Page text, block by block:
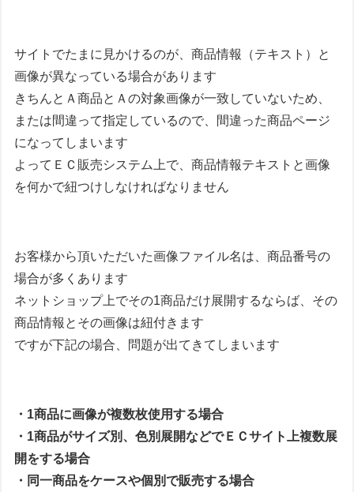
サイトでたまに見かけるのが、商品情報（テキスト）と
画像が異なっている場合があります
きちんとＡ商品とＡの対象画像が一致していないため、
または間違って指定しているので、間違った商品ページ
になってしまいます
よってＥＣ販売システム上で、商品情報テキストと画像
を何かで紐つけしなければなりません
お客様から頂いただいた画像ファイル名は、商品番号の
場合が多くあります
ネットショップ上でその1商品だけ展開するならば、その
商品情報とその画像は紐付きます
ですが下記の場合、問題が出てきてしまいます
・1商品に画像が複数枚使用する場合
・1商品がサイズ別、色別展開などでＥＣサイト上複数展
開をする場合
・同一商品をケースや個別で販売する場合